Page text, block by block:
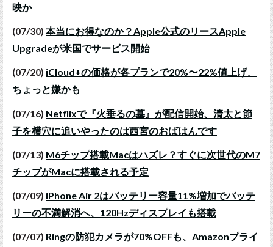
映か
(07/30) 本当にお得なのか？Apple公式のリースApple
Upgradeが米国でサービス開始
(07/20) iCloud+の価格が各プランで20%〜22%値上げ、
ちょっと嫌かも
(07/16) Netflixで『火垂るの墓』が配信開始、清太と節
子を横穴に追いやったのは西宮のおばはんです
(07/13) M6チップ搭載Macはハズレ？すぐに次世代のM7
チップがMacに搭載される予定
(07/09) iPhone Air 2はバッテリー容量11%増加でバッテ
リーの不満解消へ、120Hzディスプレイも搭載
(07/07) Ringの防犯カメラが70%OFFも、Amazonプライ